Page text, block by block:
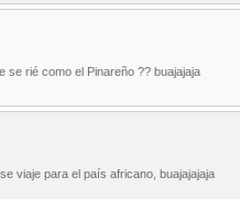
se rié como el Pinareño ?? buajajaja
viaje para el país africano, buajajajaja